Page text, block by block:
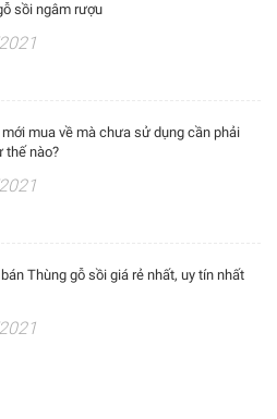
sồi ngâm rượu
mua về mà chưa sử dụng cần phải
thế nào?
Thùng gỗ sồi giá rẻ nhất, uy tín nhất